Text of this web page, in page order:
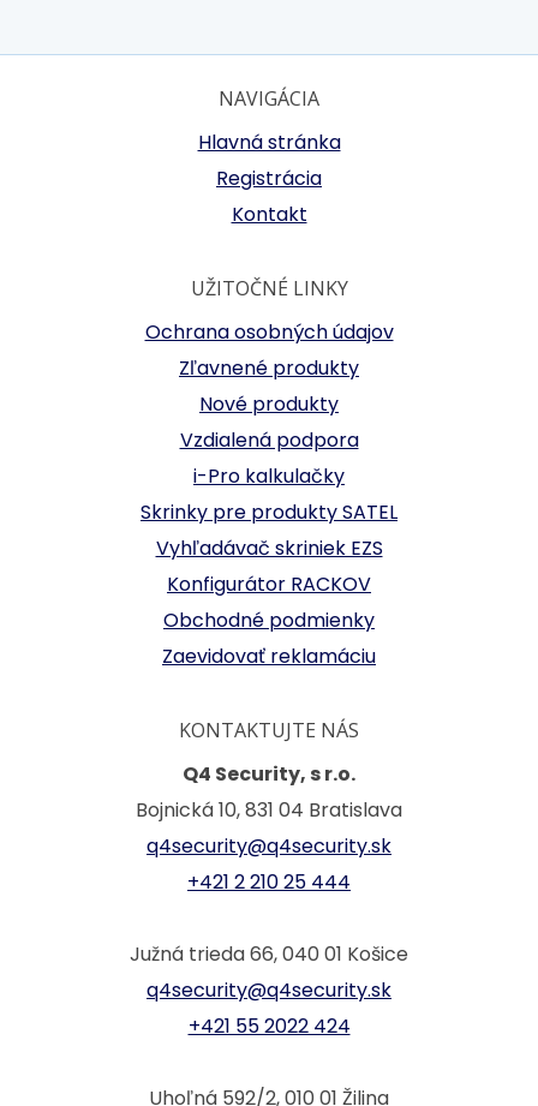
NAVIGÁCIA
Hlavná stránka
Registrácia
Kontakt
UŽITOČNÉ LINKY
Ochrana osobných údajov
Zľavnené produkty
Nové produkty
Vzdialená podpora
i-Pro kalkulačky
Skrinky pre produkty SATEL
Vyhľadávač skriniek EZS
Konfigurátor RACKOV
Obchodné podmienky
Zaevidovať reklamáciu
KONTAKTUJTE NÁS
Q4 Security, s r.o.
Bojnická 10, 831 04 Bratislava
q4security@q4security.sk
+421 2 210 25 444
Južná trieda 66, 040 01 Košice
q4security@q4security.sk
+421 55 2022 424
Uhoľná 592/2, 010 01 Žilina